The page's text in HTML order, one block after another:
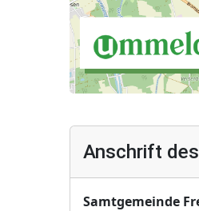
Anschrift
Samtgemeinde